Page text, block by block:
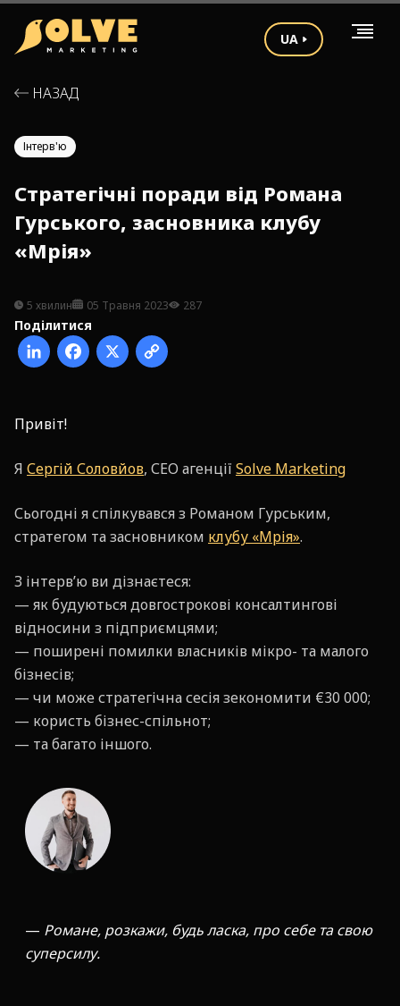
UA
НАЗАД
Інтерв'ю
Стратегічні поради від Романа
Гурського, засновника клубу
«Мрія»
5 хвилин 05 Травня 2023 287
Поділитися
Привіт!
Я Сергій Соловйов, СЕО агенції Solve Marketing
Сьогодні я спілкувався з Романом Гурським,
стратегом та засновником клубу «Мрія».
З інтерв’ю ви дізнаєтеся:
— як будуються довгострокові консалтингові
відносини з підприємцями;
— поширені помилки власників мікро- та малого
бізнесів;
— чи може стратегічна сесія зекономити €30 000;
— користь бізнес-спільнот;
— та багато іншого.
— Романе, розкажи, будь ласка, про себе та свою
суперсилу.